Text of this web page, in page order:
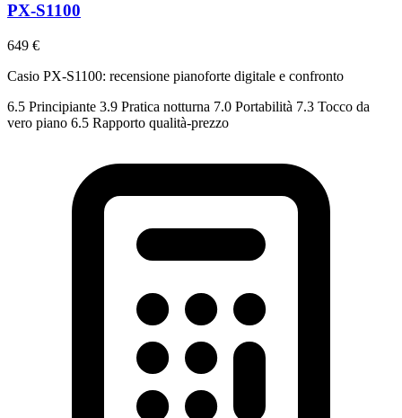
PX-S1100
649 €
Casio PX-S1100: recensione pianoforte digitale e confronto
6.5 Principiante 3.9 Pratica notturna 7.0 Portabilità 7.3 Tocco da
vero piano 6.5 Rapporto qualità-prezzo